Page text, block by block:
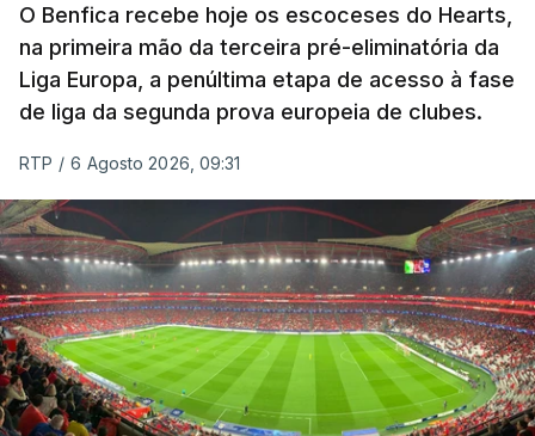
O Benfica recebe hoje os escoceses do Hearts,
na primeira mão da terceira pré-eliminatória da
Liga Europa, a penúltima etapa de acesso à fase
de liga da segunda prova europeia de clubes.
RTP / 6 Agosto 2026, 09:31